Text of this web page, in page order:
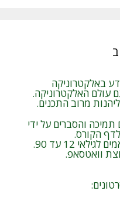
באלקטרוניקה
עולם האלקטרוניקה.
תמיכה והסברים על ידי
הקורס.
12 עד 90.
וואטסאפ.